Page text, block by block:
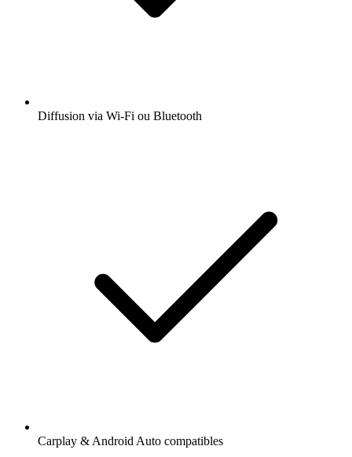
Diffusion via Wi-Fi ou Bluetooth
Carplay & Android Auto compatibles